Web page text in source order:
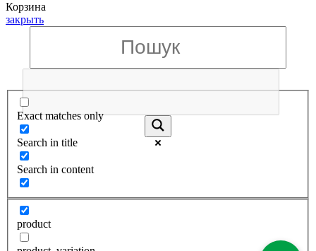
Корзина
закрыть
Exact matches only
Search in title
Search in content
product